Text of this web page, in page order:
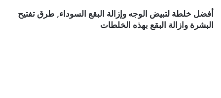
أفضل خلطة لتبيض الوجه وإزالة البقع السوداء, طرق تفتيح
البشرة وازالة البقع بهذه الخلطات